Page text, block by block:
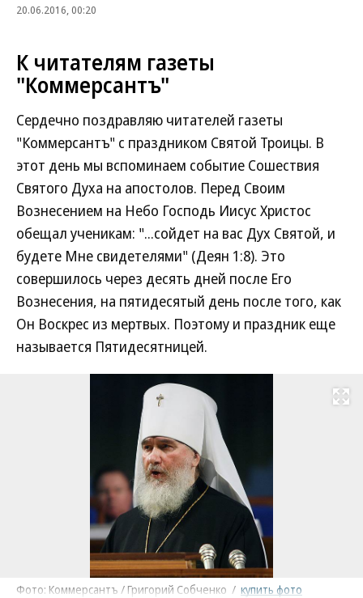
20.06.2016, 00:20
К читателям газеты
"Коммерсантъ"
Сердечно поздравляю читателей газеты
"Коммерсантъ" с праздником Святой Троицы. В
этот день мы вспоминаем событие Сошествия
Святого Духа на апостолов. Перед Своим
Вознесением на Небо Господь Иисус Христос
обещал ученикам: "...сойдет на вас Дух Святой, и
будете Мне свидетелями" (Деян 1:8). Это
совершилось через десять дней после Его
Вознесения, на пятидесятый день после того, как
Он Воскрес из мертвых. Поэтому и праздник еще
называется Пятидесятницей.
Развернуть
Фото: Коммерсантъ / Григорий Собченко / купить фото